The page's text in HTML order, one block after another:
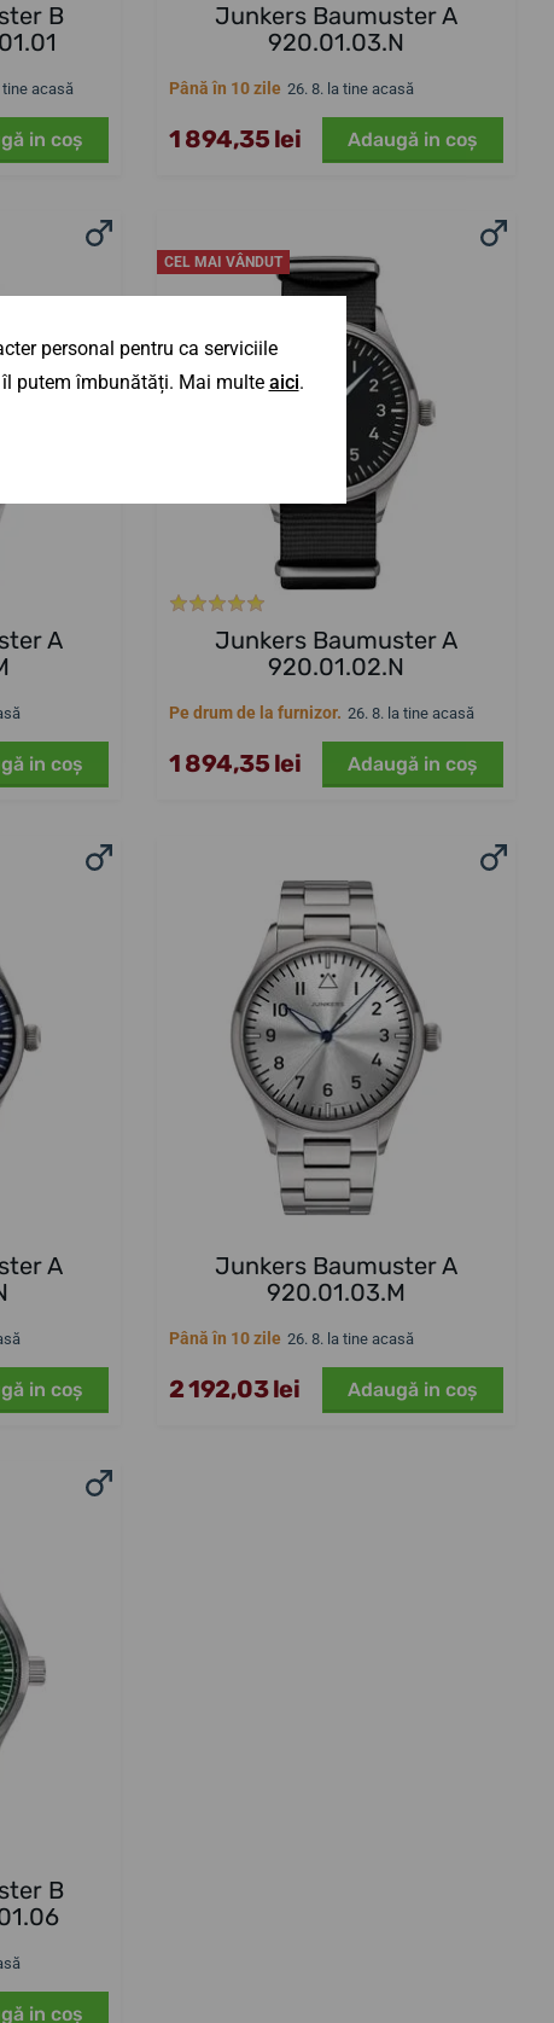
B
tine acasă
in coş
Junkers Baumuster A
920.01.03.N
Până în 10 zile 26. 8. la tine acasă
1 894,35 lei Adaugă in coş
A
in coş
CEL MAI VÂNDUT
Junkers Baumuster A
920.01.02.N
Pe drum de la furnizor. 26. 8. la tine acasă
1 894,35 lei Adaugă in coş
A
in coş
Junkers Baumuster A
920.01.03.M
Până în 10 zile 26. 8. la tine acasă
2 192,03 lei Adaugă in coş
B
in coş
personal pentru ca serviciile
putem îmbunătăți. Mai multe aici.